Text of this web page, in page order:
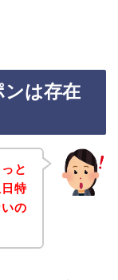
ンは存在
と
特
の